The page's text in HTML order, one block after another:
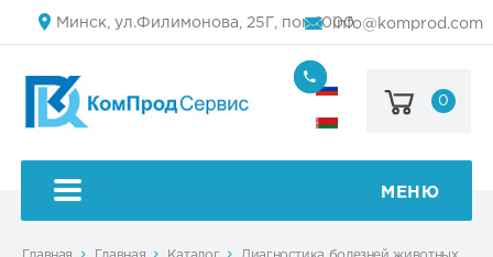
Минск, ул.Филимонова, 25Г, пом.1000info@komprod.com
(499)
444-
50
0
МЕНЮ